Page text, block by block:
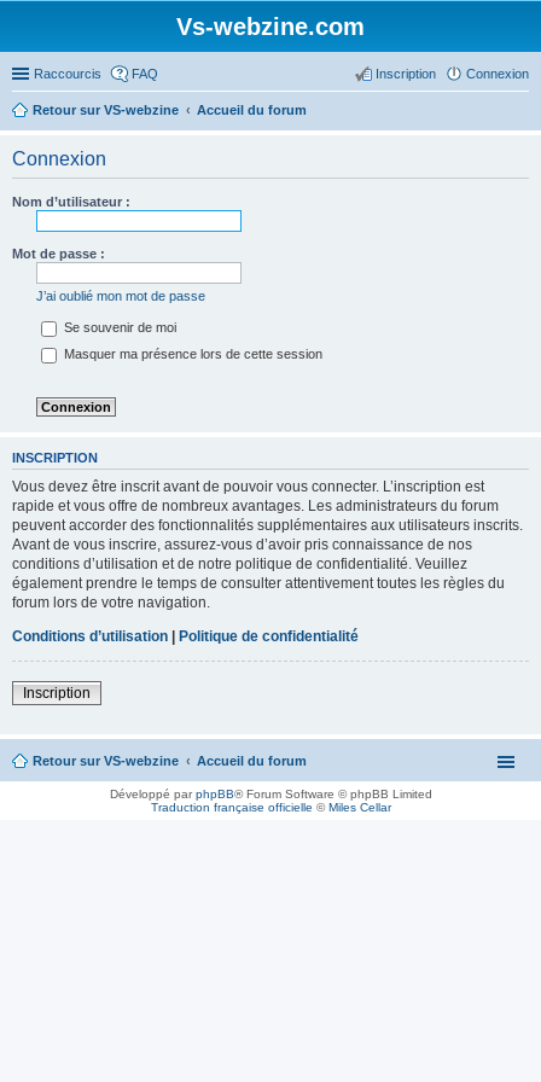
Vs-webzine.com
Raccourcis FAQ Connexion
Inscription
Retour sur VS-webzine Accueil du forum
Connexion
Nom d’utilisateur :
Mot de passe :
J’ai oublié mon mot de passe
Se souvenir de moi
Masquer ma présence lors de cette session
INSCRIPTION
Vous devez être inscrit avant de pouvoir vous connecter. L’inscription est
rapide et vous offre de nombreux avantages. Les administrateurs du forum
peuvent accorder des fonctionnalités supplémentaires aux utilisateurs inscrits.
Avant de vous inscrire, assurez-vous d’avoir pris connaissance de nos
conditions d’utilisation et de notre politique de confidentialité. Veuillez
également prendre le temps de consulter attentivement toutes les règles du
forum lors de votre navigation.
Conditions d’utilisation | Politique de confidentialité
Inscription
Retour sur VS-webzine Accueil du forum
Développé parphpBB® Forum Software © phpBB Limited
Traduction française officielle ©Miles Cellar